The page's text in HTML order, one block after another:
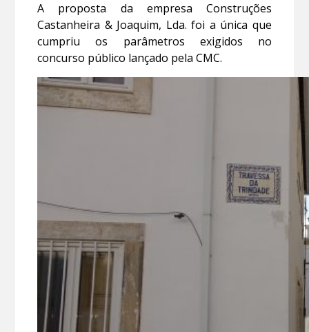
A proposta da empresa Construções
Castanheira & Joaquim, Lda. foi a única que
cumpriu os parâmetros exigidos no
concurso público lançado pela CMC.